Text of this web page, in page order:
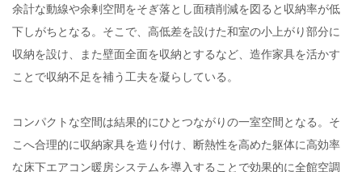
余計な動線や余剰空間をそぎ落とし面積削減を図ると収納率が低
下しがちとなる。そこで、高低差を設けた和室の小上がり部分に
収納を設け、また壁面全面を収納とするなど、造作家具を活かす
ことで収納不足を補う工夫を凝らしている。
コンパクトな空間は結果的にひとつながりの一室空間となる。そ
こへ合理的に収納家具を造り付け、断熱性を高めた躯体に高効率
な床下エアコン暖房システムを導入することで効果的に全館空調